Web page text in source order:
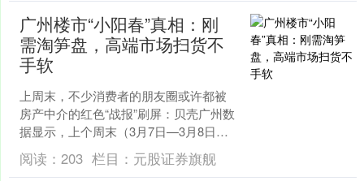
广州楼市“小阳春”真相：刚
需淘笋盘，高端市场扫货不
手软
上周末，不少消费者的朋友圈或许都被
房产中介的红色“战报”刷屏：贝壳广州数
据显示，上个周末（3月7日—3月8日）
广州二手房交易签约量突破400单。新房
方面，多盘抢....
阅读： 203 栏目： 元股证券旗舰